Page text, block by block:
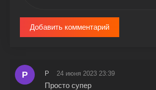
Добавить комментарий
P P 24 июня 2023 23:39
Просто супер